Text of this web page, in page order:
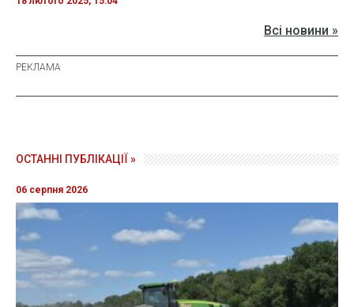
Всі новини »
ОСТАННІ ПУБЛІКАЦІЇ »
06 серпня 2026